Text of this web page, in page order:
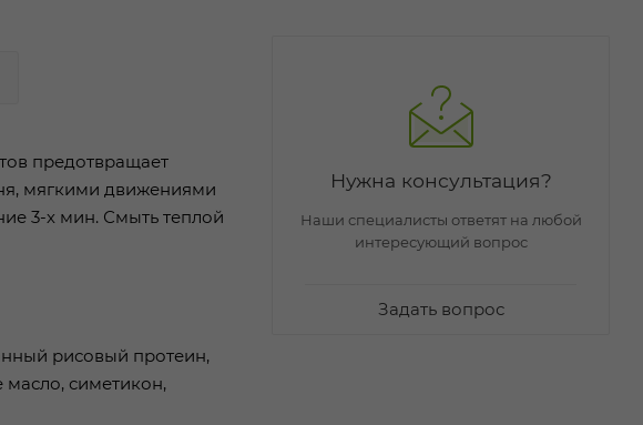
предотвращает
мягкими движениями
3-х мин. Смыть теплой
рисовый протеин,
масло, симетикон,
Нужна консультация?
Наши специалисты ответят на любой
интересующий вопрос
Задать вопрос